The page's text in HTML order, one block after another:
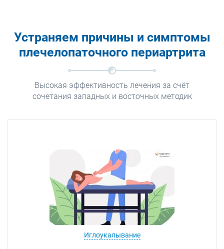
Устраняем причины и симптомы
плечелопаточного периартрита
Высокая эффективность лечения за счёт
сочетания западных и восточных методик
Иглоукалывание